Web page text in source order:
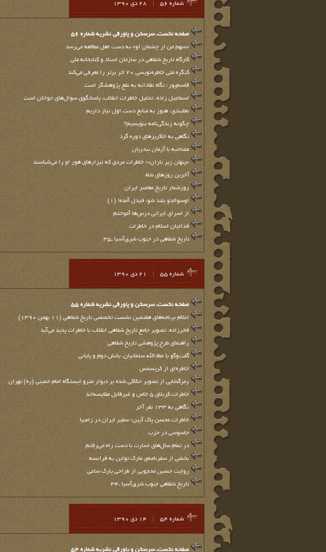
شماره 56
صفحه نخست، سرسخن و پاورقي نشريه شماره 56
«سهم من از چشمان او» به دست اهل مطالعه مي‌رسد
كارگاه تاريخ شفاهي در سازمان اسناد و كتابخانه ملي
كنگره ملي خاطره‌نويسي 20 اثر برتر را معرفي مي‌كند
قاسم‌پور: نگاه نقادانه به نفع پژوهشگر است
اسماعيل زاده: تحلیل خاطرات انقلاب، پاسخگوی سوال‌های جوانان است
نعلبندي: هنوز به منابع دست اول نياز داريم
چگونه زندگی‌نامه بنویسیم؟
نگاهی به خاکریزهای دوره گرد
مصاحبه با آرمان بندریان
«پنهان زیر باران»؛ خاطرات مردی که نیزارهای هور او را می‌شناسند
آخرین روزهای شاه
روزشمار تاریخ معاصر ایران
اوسوالدو بلند شو، فیدل آمده! (1)
از اسرای ایرانی درس‌ها آموختم
فدائیان اسلام در خاطرات
تاريخ شفاهي در جنوب شرق‌آسيا ـ35
شماره 55
صفحه نخست، سرسخن و پاورقي نشريه شماره 55
اعلام برنامه‌های هفتمین نشست تخصصی تاریخ شفاهی (11 بهمن 1390)
فخرزاده: تصوير جامع تاريخ شفاهي انقلاب با خاطرات پديد مي‌آيد
راهنمای طرح پژوهشی تاریخ شفاهی
گفت‌وگو با عطاءالله سلمانیان، بخش دوم و پایانی
خاطره‌ای از کریسمس
رمزگشايي از تصوير حكاكي شده بر ديوار مترو ايستگاه امام خميني (ره) تهران
خاطرات كربلای 5 خاص و غیرقابل مقایسه‌اند
نگاهی به 133 نفر آخر
خاطرات محسن پاک آیین؛ سفیر ایران در زامبیا
جاسوسی در حزب
در تمام سال‌های اسارت با دست راه می‌رفتم
بخشي از سفرنامه‌ي مارك تواين به فرانسه
روایت حسین محجوبی از طراحی پارک ساعی
تاريخ شفاهي جنوب شرق‌آسيا ـ34
شماره 54
صفحه نخست، سرسخن و پاورقي نشريه شماره 54